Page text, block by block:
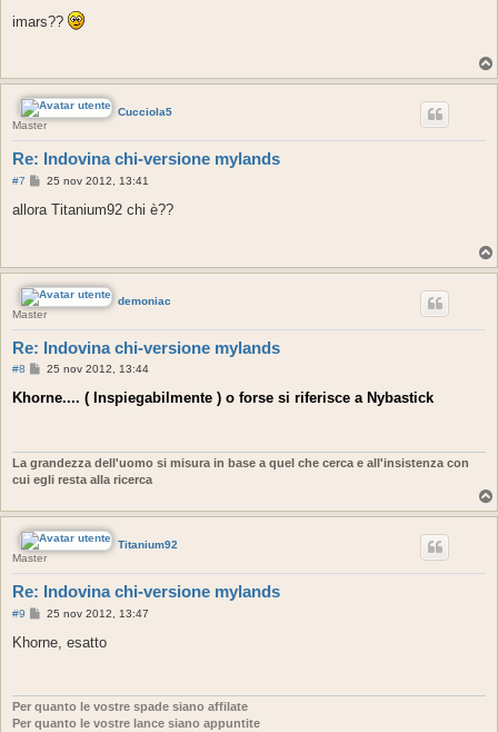
s
i
o
imars??
Cucciola5
Master
Re: Indovina chi-versione mylands
#7
M
s
i
o
25 nov 2012, 13:41
allora Titanium92 chi è??
demoniac
Master
Re: Indovina chi-versione mylands
#8
M
s
i
o
25 nov 2012, 13:44
Khorne.... ( Inspiegabilmente ) o forse si riferisce a Nybastick
La grandezza dell'uomo si misura in base a quel che cerca e all'insistenza con
cui egli resta alla ricerca
Titanium92
Master
Re: Indovina chi-versione mylands
#9
M
s
i
o
25 nov 2012, 13:47
Khorne, esatto
Per quanto le vostre spade siano affilate
Per quanto le vostre lance siano appuntite